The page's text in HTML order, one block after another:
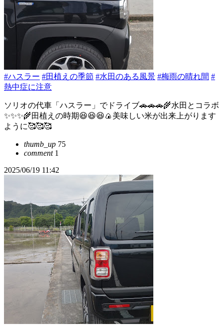
#ハスラー #田植えの季節 #水田のある風景 #梅雨の晴れ間 #
熱中症に注意
ソリオの代車「ハスラー」でドライブ🚗🚗🚗🌾水田とコラボ
✨✨✨🌾田植えの時期😆😆😆🍙美味しい米が出来上がります
ように🥰🥰🥰
thumb_up 75
comment1
2025/06/19 11:42